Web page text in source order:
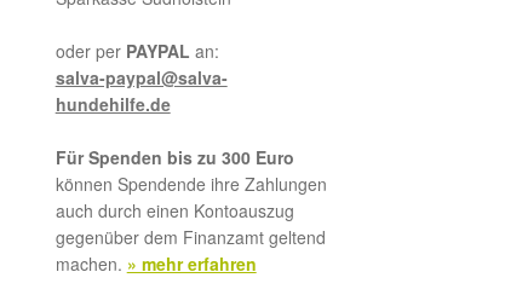
oder per PAYPAL an:
salva-paypal@salva-
hundehilfe.de
Für Spenden bis zu 300 Euro
können Spendende ihre Zahlungen
auch durch einen Kontoauszug
gegenüber dem Finanzamt geltend
machen. » mehr erfahren